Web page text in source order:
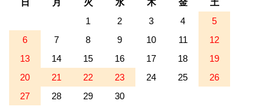
1
2 3 4
5
6
7 8 9 10 11
12
13
14 15 16 17 18
19
20
21 22 23 24 25
26
27
28 29 30